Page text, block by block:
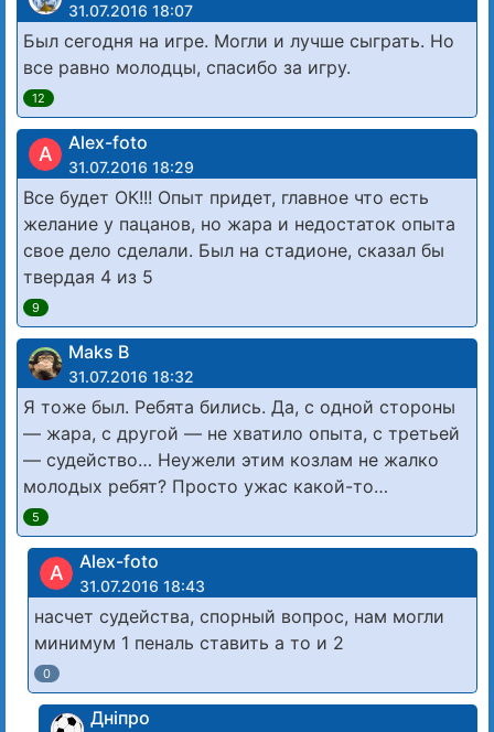
31.07.2016 18:07
Был сегодня на игре. Могли и лучше сыграть. Но
все равно молодцы, спасибо за игру.
12
A Alex-foto
31.07.2016 18:29
Все будет ОК!!! Опыт придет, главное что есть
желание у пацанов, но жара и недостаток опыта
свое дело сделали. Был на стадионе, сказал бы
твердая 4 из 5
9
Maks B
31.07.2016 18:32
Я тоже был. Ребята бились. Да, с одной стороны
— жара, с другой — не хватило опыта, с третьей
— судейство… Неужели этим козлам не жалко
молодых ребят? Просто ужас какой-то…
5
A Alex-foto
31.07.2016 18:43
насчет судейства, спорный вопрос, нам могли
минимум 1 пеналь ставить а то и 2
0
Дніпро